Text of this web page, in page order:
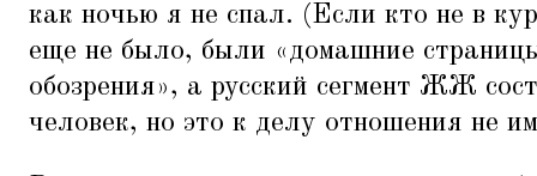
как ночью я не спал. (Если кто не в
еще не было, были «домашние
обозрения», а русский сегмент ЖЖ
человек, но это к делу отношения не